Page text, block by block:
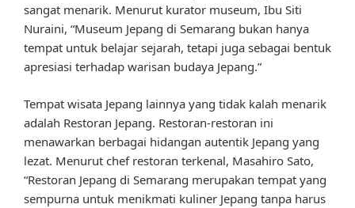
sangat menarik. Menurut kurator museum, Ibu Siti
Nuraini, “Museum Jepang di Semarang bukan hanya
tempat untuk belajar sejarah, tetapi juga sebagai bentuk
apresiasi terhadap warisan budaya Jepang.”
Tempat wisata Jepang lainnya yang tidak kalah menarik
adalah Restoran Jepang. Restoran-restoran ini
menawarkan berbagai hidangan autentik Jepang yang
lezat. Menurut chef restoran terkenal, Masahiro Sato,
“Restoran Jepang di Semarang merupakan tempat yang
sempurna untuk menikmati kuliner Jepang tanpa harus